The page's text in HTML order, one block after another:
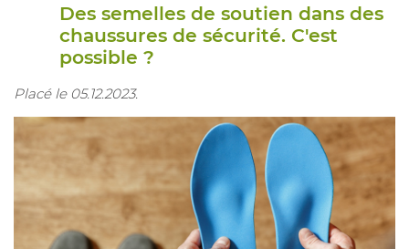
Des semelles de soutien dans des
chaussures de sécurité. C'est
possible ?
Placé le 05.12.2023.